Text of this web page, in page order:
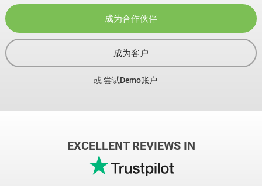
成为合作伙伴
成为客户
或尝试Demo账户
EXCELLENT REVIEWS IN